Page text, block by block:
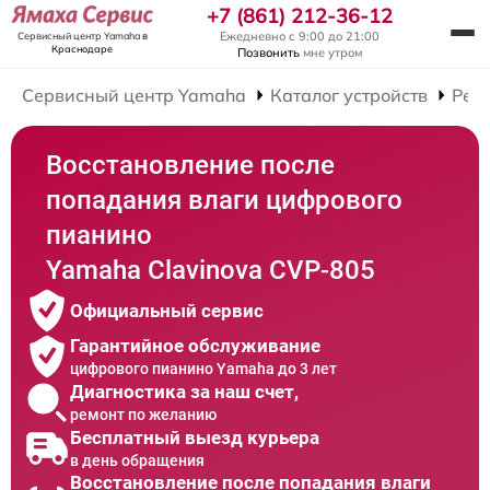
Сервисный центр Yamahaв
Краснодаре
+7 (861) 212-36-12
Ежедневно с 9:00 до 21:00
Позвонить мне утром
Сервисный центр Yamaha Каталог устройств
Восстановление после
попадания влаги цифрового
пианино
Yamaha Clavinova CVP-805
Официальный сервис
Гарантийное обслуживание
цифрового пианино Yamaha до 3 лет
Диагностика за наш счет,
ремонт по желанию
Бесплатный выезд курьера
в день обращения
Восстановление после попадания влаги